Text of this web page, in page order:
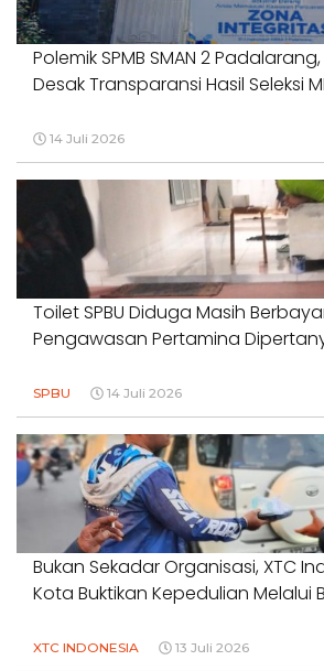
Polemik SPMB SMAN 2
Desak Transparansi Hasil Seleksi
14 Juli 2026
Toilet SPBU Diduga Masih
Pengawasan Pertamina
SPBU 14 Juli 2026
Bukan Sekadar Organisasi, XTC
Kota Buktikan Kepedulian Melalui
XTC INDONESIA 13 Juli 2026